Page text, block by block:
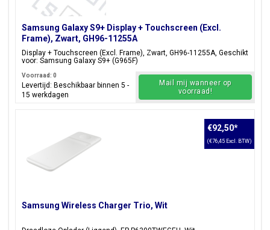
Samsung Galaxy S9+ Display + Touchscreen (Excl.
Frame), Zwart, GH96-11255A
Display + Touchscreen (Excl. Frame), Zwart, GH96-11255A, Geschikt
voor: Samsung Galaxy S9+ (G965F)
Voorraad: 0
Levertijd: Beschikbaar binnen 5 -
15 werkdagen
Mail mij wanneer op
voorraad!
Samsung Wireless Charger Trio, Wit
€92,50*
(€76,45 Excl. BTW)